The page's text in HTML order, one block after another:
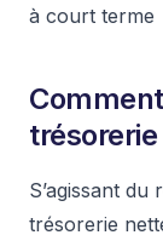
à court terme
S’agissant du
trésorerie